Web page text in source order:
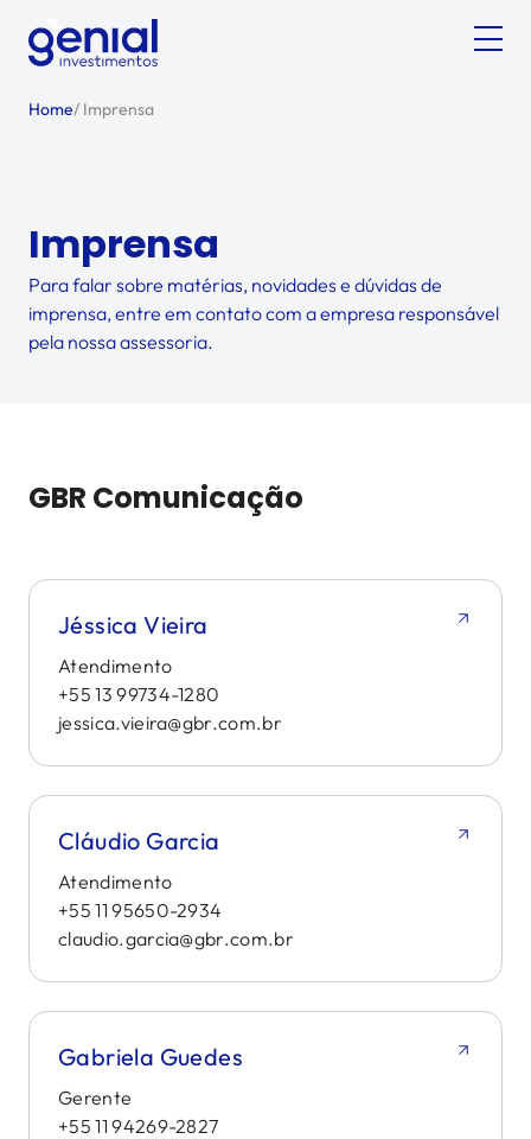
Home/ Imprensa
Imprensa
Para falar sobre matérias, novidades e dúvidas de
imprensa, entre em contato com a empresa responsável
pela nossa assessoria.
GBR Comunicação
Jéssica Vieira
Atendimento
+55 13 99734-1280
jessica.vieira@gbr.com.br
Cláudio Garcia
Atendimento
+55 11 95650-2934
claudio.garcia@gbr.com.br
Gabriela Guedes
Gerente
+55 11 94269-2827